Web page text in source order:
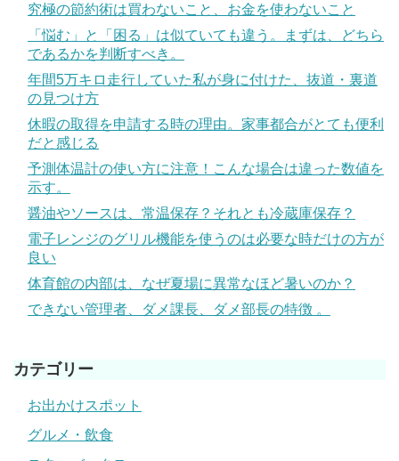
究極の節約術は買わないこと、お金を使わないこと
「悩む」と「困る」は似ていても違う。まずは、どちら
であるかを判断すべき。
年間5万キロ走行していた私が身に付けた、抜道・裏道
の見つけ方
休暇の取得を申請する時の理由。家事都合がとても便利
だと感じる
予測体温計の使い方に注意！こんな場合は違った数値を
示す。
醤油やソースは、常温保存？それとも冷蔵庫保存？
電子レンジのグリル機能を使うのは必要な時だけの方が
良い
体育館の内部は、なぜ夏場に異常なほど暑いのか？
できない管理者、ダメ課長、ダメ部長の特徴 。
カテゴリー
お出かけスポット
グルメ・飲食